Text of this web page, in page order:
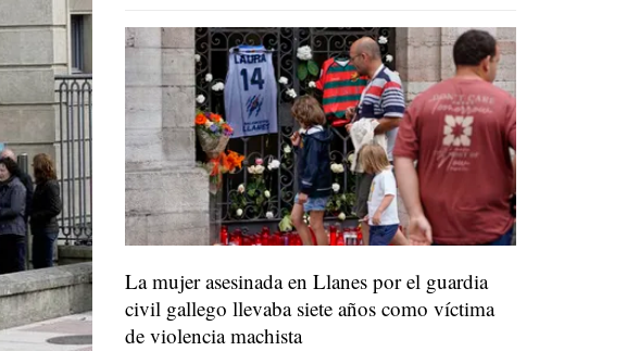
La mujer asesinada en Llanes por el guardia
civil gallego llevaba siete años como víctima
de violencia machista